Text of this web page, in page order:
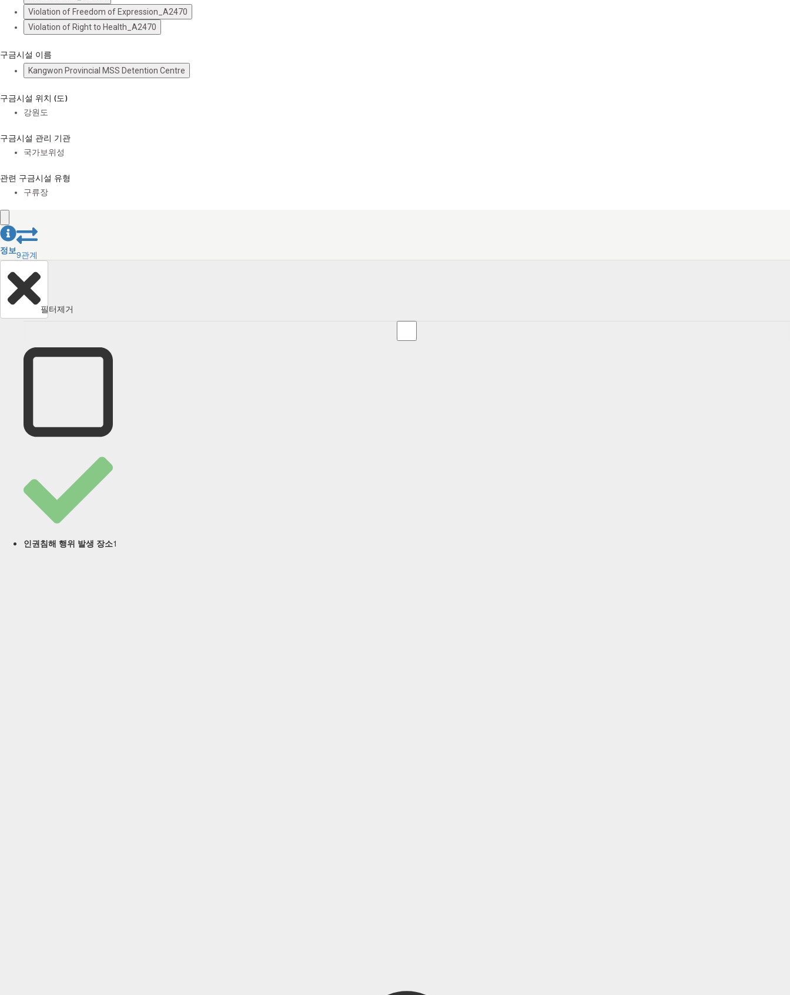
Violation of Freedom of Expression_A2470
Violation of Right to Health_A2470
구금시설 이름
Kangwon Provincial MSS Detention Centre
구금시설 위치 (도)
강원도
구금시설 관리 기관
국가보위성
관련 구금시설 유형
구류장
정보9관계
필터제거
인권침해 행위 발생 장소1